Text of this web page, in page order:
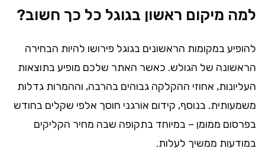
למה מיקום ראשון בגוגל כל כך חשוב?
להופיע במקומות הראשונים בגוגל פירושו להיות הבחירה
הראשונה של הגולש. כאשר האתר שלכם מופיע בתוצאות
העליונות, אחוזי ההקלקה גבוהים בהרבה, וההמרות גדלות
משמעותית. בנוסף, קידום אורגני חוסך אלפי שקלים בחודש
בפרסום ממומן – במיוחד בתקופה שבה מחיר הקליקים
במודעות ממשיך לעלות.